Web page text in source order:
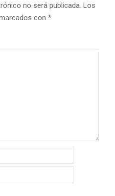
no será publicada. Los
con *